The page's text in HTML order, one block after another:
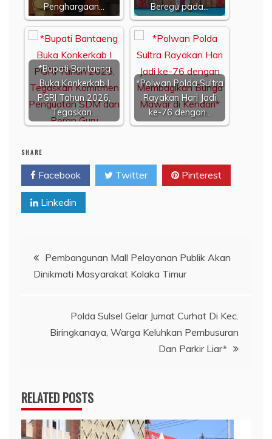
Penghargaan…
Beregu pada…
*Bupati Bantaeng
Buka Konkerkab I
PGRI Tahun 2026,
Tegaskan…
*Polwan Polda Sultra
Rayakan Hari Jadi
ke-76 dengan…
SHARE
Facebook Twitter Pinterest
Linkedin
Navigasi
pos
Pembangunan Mall Pelayanan Publik Akan
Dinikmati Masyarakat Kolaka Timur
Polda Sulsel Gelar Jumat Curhat Di Kec.
Biringkanaya, Warga Keluhkan Pembusuran
Dan Parkir Liar*
RELATED POSTS